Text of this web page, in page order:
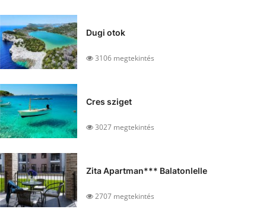
Dugi otok
3106 megtekintés
Cres sziget
3027 megtekintés
Zita Apartman*** Balatonlelle
2707 megtekintés